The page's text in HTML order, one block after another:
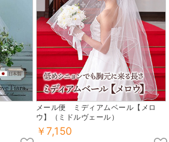
メール便 ミディアムベール【メロ
ウ】（ミドルヴェール）
￥7,150